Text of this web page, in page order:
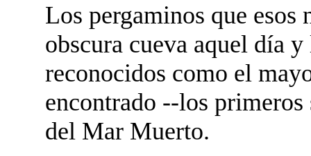
Los pergaminos que esos
obscura cueva aquel día
reconocidos como el
encontrado --los
del Mar Muerto.